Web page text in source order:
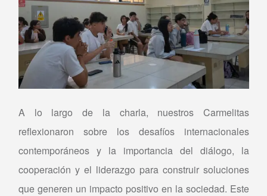
A lo largo de la charla, nuestros Carmelitas
reflexionaron sobre los desafíos internacionales
contemporáneos y la importancia del diálogo, la
cooperación y el liderazgo para construir soluciones
que generen un impacto positivo en la sociedad. Este